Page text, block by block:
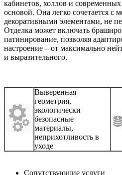
кабинетов, холлов и современных
основой. Она легко сочетается с
декоративными элементами, не
Отделка может включать
патинирование, позволяя
настроение – от максимально
и выразительного.
Выверенная
геометрия,
экологически
безопасные
материалы,
неприхотливость в
уходе
Сопутствующие услуги